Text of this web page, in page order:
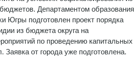
Департаментом образования
Югры подготовлен проект порядка
из бюджета округа на
по проведению капитальных
Заявка от города уже подготовлена.